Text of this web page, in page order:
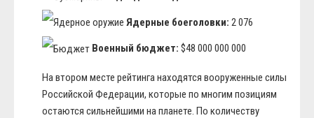
Ядерные боеголовки: 2 076
Военный бюджет: $48 000 000 000
На втором месте рейтинга находятся вооруженные силы
Российской Федерации, которые по многим позициям
остаются сильнейшими на планете. По количеству